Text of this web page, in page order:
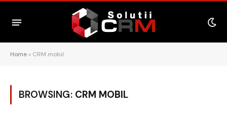
Home » CRM mobil
BROWSING: CRM MOBIL